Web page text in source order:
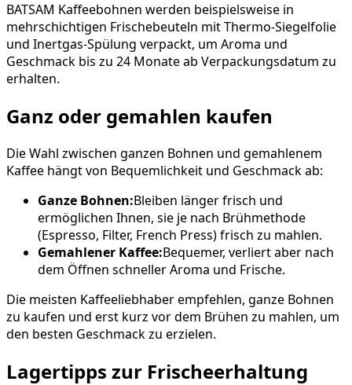
BATSAM Kaffeebohnen werden beispielsweise in
mehrschichtigen Frischebeuteln mit Thermo-Siegelfolie
und Inertgas-Spülung verpackt, um Aroma und
Geschmack bis zu 24 Monate ab Verpackungsdatum zu
erhalten.
Ganz oder gemahlen kaufen
Die Wahl zwischen ganzen Bohnen und gemahlenem
Kaffee hängt von Bequemlichkeit und Geschmack ab:
Ganze Bohnen:Bleiben länger frisch und
ermöglichen Ihnen, sie je nach Brühmethode
(Espresso, Filter, French Press) frisch zu mahlen.
Gemahlener Kaffee:Bequemer, verliert aber nach
dem Öffnen schneller Aroma und Frische.
Die meisten Kaffeeliebhaber empfehlen, ganze Bohnen
zu kaufen und erst kurz vor dem Brühen zu mahlen, um
den besten Geschmack zu erzielen.
Lagertipps zur Frischeerhaltung